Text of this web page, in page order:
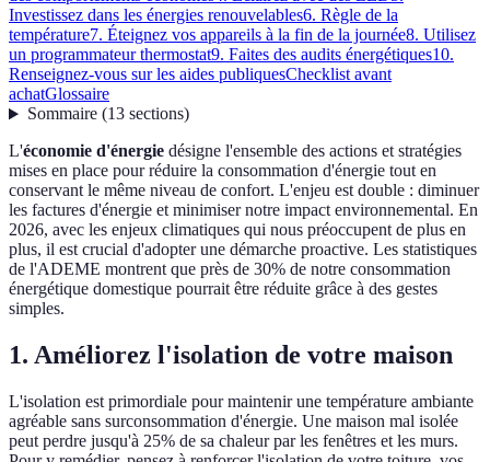
Investissez dans les énergies renouvelables6. Règle de la
température7. Éteignez vos appareils à la fin de la journée8. Utilisez
un programmateur thermostat9. Faites des audits énergétiques10.
Renseignez-vous sur les aides publiquesChecklist avant
achatGlossaire
Sommaire(13 sections)
L'économie d'énergie désigne l'ensemble des actions et stratégies
mises en place pour réduire la consommation d'énergie tout en
conservant le même niveau de confort. L'enjeu est double : diminuer
les factures d'énergie et minimiser notre impact environnemental. En
2026, avec les enjeux climatiques qui nous préoccupent de plus en
plus, il est crucial d'adopter une démarche proactive. Les statistiques
de l'ADEME montrent que près de 30% de notre consommation
énergétique domestique pourrait être réduite grâce à des gestes
simples.
1. Améliorez l'isolation de votre maison
L'isolation est primordiale pour maintenir une température ambiante
agréable sans surconsommation d'énergie. Une maison mal isolée
peut perdre jusqu'à 25% de sa chaleur par les fenêtres et les murs.